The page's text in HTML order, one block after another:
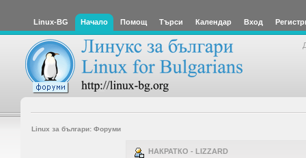
Linux-BG Начало Помощ Търси Календар Вход
Linux за българи: Форуми
НАКРАТКО - LIZZARD